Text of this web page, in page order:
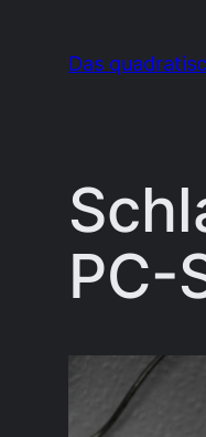
Das
PC-